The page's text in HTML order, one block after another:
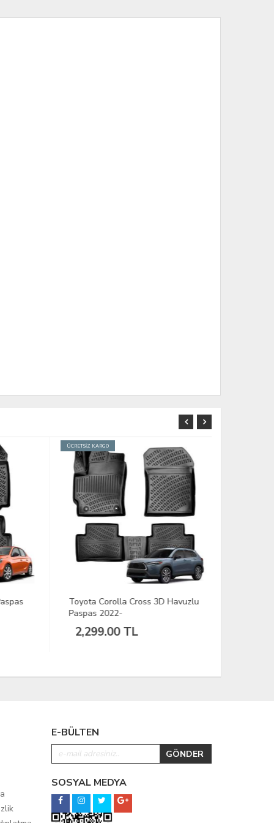
ÜCRETSİZ KARGO
Toyota Corolla Cross 3D Havuzlu
Paspas 2022-
2,299.00 TL
E-BÜLTEN
SOSYAL MEDYA